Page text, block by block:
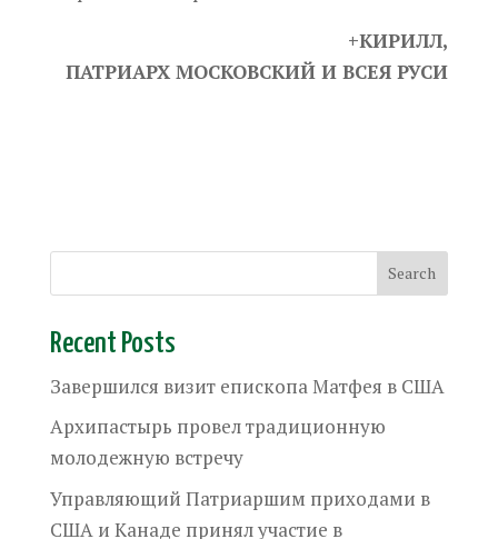
+КИРИЛЛ,
ПАТРИАРХ МОСКОВСКИЙ И ВСЕЯ РУСИ
Recent Posts
Завершился визит епископа Матфея в США
Архипастырь провел традиционную
молодежную встречу
Управляющий Патриаршим приходами в
США и Канаде принял участие в